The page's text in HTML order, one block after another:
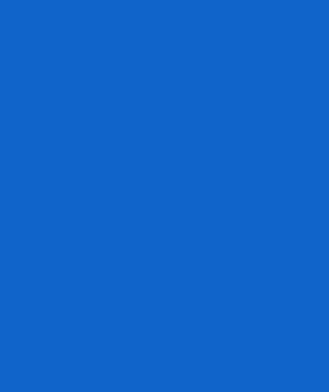
င်ထိန်းသိမ်းရေးဝန်ကြီးဌာန
ြီးကြပ်ရေးနှင့်ပြည်သူ့အင်အား